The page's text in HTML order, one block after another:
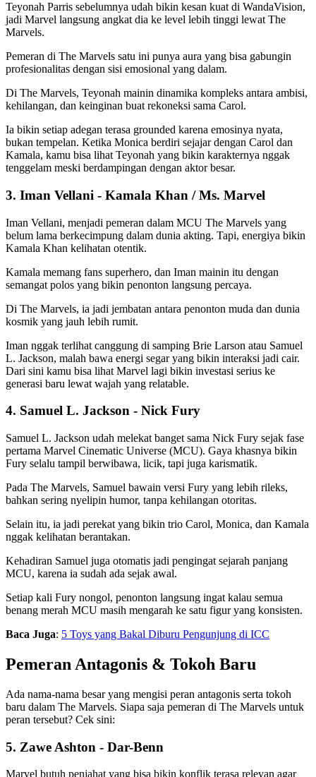
Teyonah Parris sebelumnya udah bikin kesan kuat di WandaVision,
jadi Marvel langsung angkat dia ke level lebih tinggi lewat The
Marvels.
Pemeran di The Marvels satu ini punya aura yang bisa gabungin
profesionalitas dengan sisi emosional yang dalam.
Di The Marvels, Teyonah mainin dinamika kompleks antara ambisi,
kehilangan, dan keinginan buat rekoneksi sama Carol.
Ia bikin setiap adegan terasa grounded karena emosinya nyata,
bukan tempelan. Ketika Monica berdiri sejajar dengan Carol dan
Kamala, kamu bisa lihat Teyonah yang bikin karakternya nggak
tenggelam meski berdampingan dengan aktor besar.
3. Iman Vellani - Kamala Khan / Ms. Marvel
Iman Vellani, menjadi pemeran dalam MCU The Marvels yang
belum lama berkecimpung dalam dunia akting. Tapi, energiya bikin
Kamala Khan kelihatan otentik.
Kamala memang fans superhero, dan Iman mainin itu dengan
semangat polos yang bikin penonton langsung percaya.
Di The Marvels, ia jadi jembatan antara penonton muda dan dunia
kosmik yang jauh lebih rumit.
Iman nggak terlihat canggung di samping Brie Larson atau Samuel
L. Jackson, malah bawa energi segar yang bikin interaksi jadi cair.
Dari sini kamu bisa lihat Marvel lagi bikin investasi serius ke
generasi baru lewat wajah yang relatable.
4. Samuel L. Jackson - Nick Fury
Samuel L. Jackson udah melekat banget sama Nick Fury sejak fase
pertama Marvel Cinematic Universe (MCU). Gaya khasnya bikin
Fury selalu tampil berwibawa, licik, tapi juga karismatik.
Pada The Marvels, Samuel bawain versi Fury yang lebih rileks,
bahkan sering nyelipin humor, tanpa kehilangan otoritas.
Selain itu, ia jadi perekat yang bikin trio Carol, Monica, dan Kamala
nggak kelihatan berantakan.
Kehadiran Samuel juga otomatis jadi pengingat sejarah panjang
MCU, karena ia sudah ada sejak awal.
Setiap kali Fury nongol, penonton langsung ingat kalau semua
benang merah MCU masih mengarah ke satu figur yang konsisten.
Baca Juga: 5 Toys yang Bakal Diburu Pengunjung di ICC
Pemeran Antagonis & Tokoh Baru
Ada nama-nama besar yang mengisi peran antagonis serta tokoh
baru dalam The Marvels. Siapa saja pemeran di The Marvels untuk
peran tersebut? Cek sini:
5. Zawe Ashton - Dar-Benn
Marvel butuh penjahat yang bisa bikin konflik terasa relevan agar